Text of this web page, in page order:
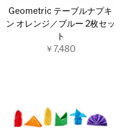
Geometric テーブルナプキ
ン オレンジ／ブルー 2枚セッ
ト
￥7,480